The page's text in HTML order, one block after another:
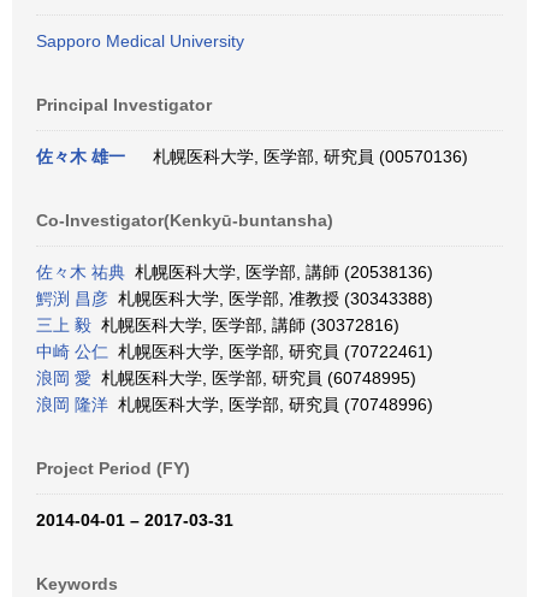
Sapporo Medical University
Principal Investigator
佐々木 雄一 札幌医科大学, 医学部, 研究員 (00570136)
Co-Investigator(Kenkyū-buntansha)
佐々木 祐典 札幌医科大学, 医学部, 講師 (20538136)
鰐渕 昌彦 札幌医科大学, 医学部, 准教授 (30343388)
三上 毅 札幌医科大学, 医学部, 講師 (30372816)
中崎 公仁 札幌医科大学, 医学部, 研究員 (70722461)
浪岡 愛 札幌医科大学, 医学部, 研究員 (60748995)
浪岡 隆洋 札幌医科大学, 医学部, 研究員 (70748996)
Project Period (FY)
2014-04-01 – 2017-03-31
Keywords